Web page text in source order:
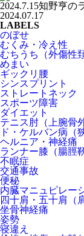
2024.7.15知野亨の
2024.07.17
LABELS
のぼせ
むくみ・冷え性
むちうち（外傷性
めまい
ギックリ腰
シンスプリント
ストレートネック
スポーツ障害
ダイエット
テニス肘（上腕骨
ド・ケルバン病（
ヘルニア・神経痛
ランナー膝（腸脛
不眠症
交通事故
便秘
内臓マニュピレー
四十肩・五十肩（
坐骨神経痛
姿勢
寝違え